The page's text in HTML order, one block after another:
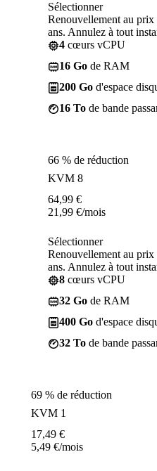
Sélectionner
Renouvellement au
ans. Annulez à tout
4 cœurs vCPU
16 Go de RAM
200 Go d'espace
16 To de bande
66 % de réduction
KVM 8
64,99 €
21,99 €/mois
Sélectionner
Renouvellement au
ans. Annulez à tout
8 cœurs vCPU
32 Go de RAM
400 Go d'espace
32 To de bande
69 % de réduction
KVM 1
17,49 €
5,49 €/mois